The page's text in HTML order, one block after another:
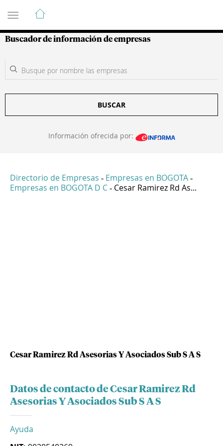
Guía de Empresas Colombianas
Buscador de información de empresas
BUSCAR
Información ofrecida por:
Directorio de Empresas - Empresas en BOGOTA -
Empresas en BOGOTA D C - Cesar Ramirez Rd As...
Cesar Ramirez Rd Asesorias Y Asociados Sub S A S
Datos de contacto de Cesar Ramirez Rd
Asesorias Y Asociados Sub S A S
Ayuda